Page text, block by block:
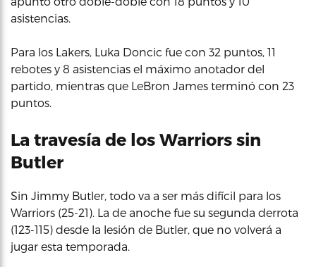
asistencias.
Para los Lakers, Luka Doncic fue con 32 puntos, 11
rebotes y 8 asistencias el máximo anotador del
partido, mientras que LeBron James terminó con 23
puntos.
La travesía de los Warriors sin
Butler
Sin Jimmy Butler, todo va a ser más difícil para los
Warriors (25-21). La de anoche fue su segunda derrota
(123-115) desde la lesión de Butler, que no volverá a
jugar esta temporada.